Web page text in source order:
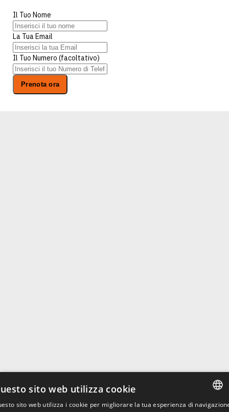
Il Tuo Nome
La Tua Email
Il Tuo Numero (facoltativo)
Prenota ora
sito web utilizza cookie
sito web utilizza i cookie per migliorare la tua esperienza di